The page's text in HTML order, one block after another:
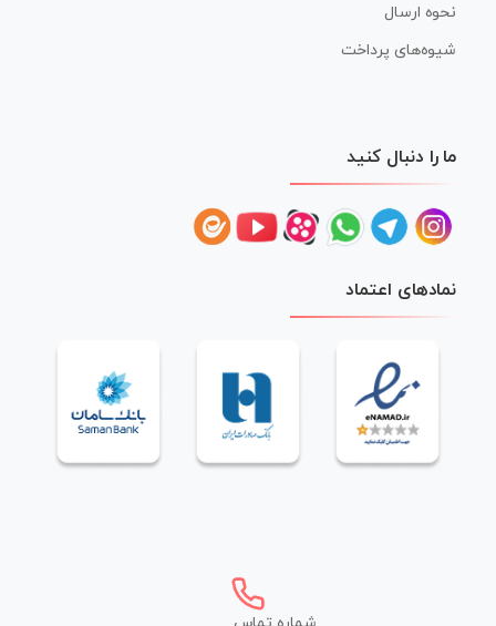
نحوه ارسال
شیوه‌های پرداخت
ما را دنبال کنید
نمادهای اعتماد